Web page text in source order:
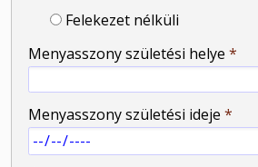
Felekezet nélküli
Menyasszony születési helye *
Menyasszony születési ideje *